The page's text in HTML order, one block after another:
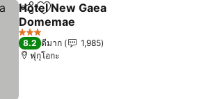
แชร์ เพิ่มในรายการโปรด
Hotel New Gaea
Domemae
ดูราคา
3 ดาว
8.2 ดีมาก
1,985
ฟุกุโอกะ